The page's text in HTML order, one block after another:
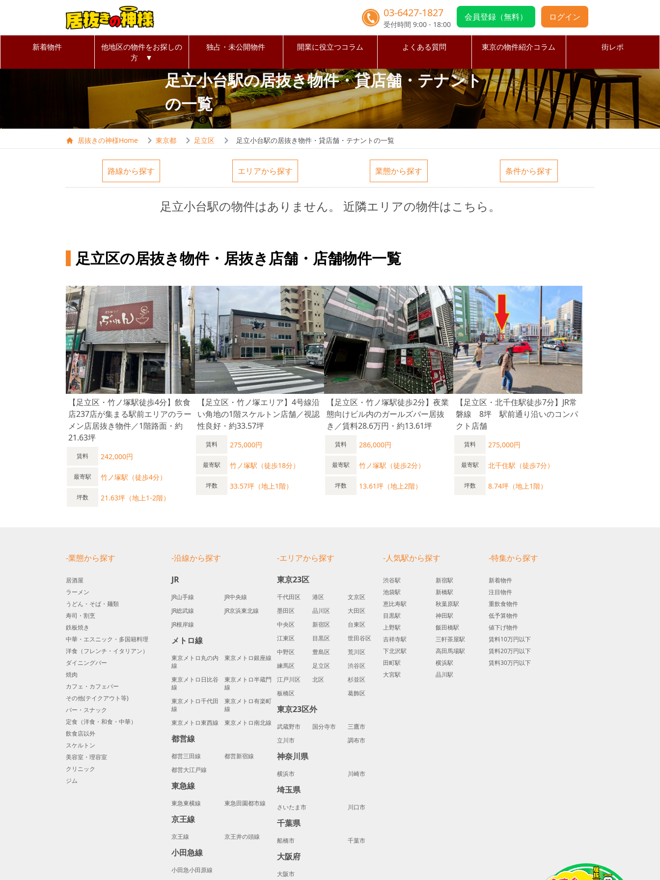
03-6427-1827
受付時間 9:00 - 18:00
会員登録（無料） ログイン
新着物件
他地区の物件をお探しの
方 ▼
独占・未公開物件 開業に役立つコラム よくある質問 東京の物件紹介コラム 街レポ
足立小台駅の居抜き物件・貸店舗・テナント
の一覧
居抜きの神様Home 東京都 足立区 足立小台駅の居抜き物件・貸店舗・テナントの一覧
路線から探す エリアから探す 業態から探す 条件から探す
足立小台駅の物件はありません。 近隣エリアの物件はこちら。
足立区の居抜き物件・居抜き店舗・店舗物件一覧
【足立区・竹ノ塚駅徒歩4分】飲食
店237店が集まる駅前エリアのラー
メン店居抜き物件／1階路面・約
21.63坪
賃料 242,000円
最寄駅 竹ノ塚駅（徒歩4分）
坪数 21.63坪（地上1-2階）
【足立区・竹ノ塚エリア】4号線沿
い角地の1階スケルトン店舗／視認
性良好・約33.57坪
賃料 275,000円
最寄駅 竹ノ塚駅（徒歩18分）
坪数 33.57坪（地上1階）
【足立区・竹ノ塚駅徒歩2分】夜業
態向けビル内のガールズバー居抜
き／賃料28.6万円・約13.61坪
賃料 286,000円
最寄駅 竹ノ塚駅（徒歩2分）
坪数 13.61坪（地上2階）
【足立区・北千住駅徒歩7分】JR常
磐線 8坪 駅前通り沿いのコンパ
クト店舗
賃料 275,000円
最寄駅 北千住駅（徒歩7分）
坪数 8.74坪（地上1階）
-業態から探す
居酒屋
ラーメン
うどん・そば・麺類
寿司・割烹
鉄板焼き
中華・エスニック・多国籍料理
洋食（フレンチ・イタリアン）
ダイニングバー
焼肉
カフェ・カフェバー
その他(テイクアウト等)
バー・スナック
定食（洋食・和食・中華）
飲食店以外
スケルトン
美容室・理容室
クリニック
ジム
-沿線から探す
JR
JR山手線
JR中央線
JR総武線
JR京浜東北線
JR根岸線
メトロ線
東京メトロ丸の内
線
東京メトロ銀座線
東京メトロ日比谷
線
東京メトロ半蔵門
線
東京メトロ千代田
線
東京メトロ有楽町
線
東京メトロ東西線
東京メトロ南北線
都営線
都営三田線
都営新宿線
都営大江戸線
東急線
東急東横線 東急田園都市線
京王線
京王線 京王井の頭線
小田急線
小田急小田原線
-エリアから探す
東京23区
千代田区 港区
文京区
墨田区
品川区
大田区
中央区
新宿区
台東区
江東区
目黒区
世田谷区
中野区
豊島区
荒川区
練馬区
足立区
渋谷区
江戸川区
北区
杉並区
板橋区
葛飾区
東京23区外
武蔵野市 国分寺市
三鷹市
立川市
調布市
神奈川県
横浜市 川崎市
埼玉県
さいたま市 川口市
千葉県
船橋市 千葉市
大阪府
大阪市
-人気駅から探す
渋谷駅
新宿駅
池袋駅
新橋駅
恵比寿駅
秋葉原駅
目黒駅
神田駅
上野駅
飯田橋駅
吉祥寺駅
三軒茶屋駅
下北沢駅
高田馬場駅
田町駅
横浜駅
大宮駅
品川駅
-特集から探す
新着物件
注目物件
重飲食物件
低予算物件
値下げ物件
賃料10万円以下
賃料20万円以下
賃料30万円以下